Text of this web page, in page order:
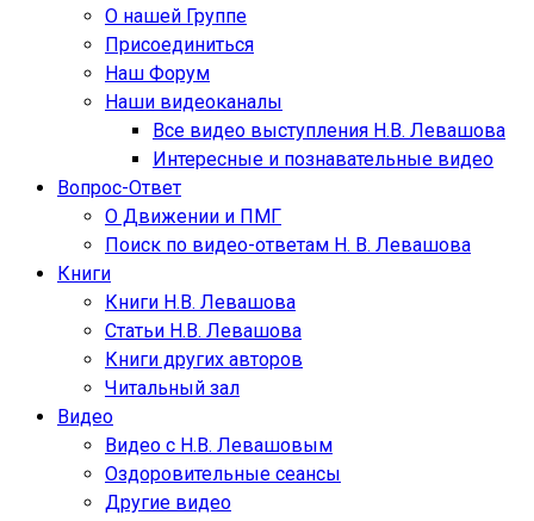
О нашей Группе
Присоединиться
Наш Форум
Наши видеоканалы
Все видео выступления Н.В. Левашова
Интересные и познавательные видео
Вопрос-Ответ
О Движении и ПМГ
Поиск по видео-ответам Н. В. Левашова
Книги
Книги Н.В. Левашова
Статьи Н.В. Левашова
Книги других авторов
Читальный зал
Видео
Видео с Н.В. Левашовым
Оздоровительные сеансы
Другие видео